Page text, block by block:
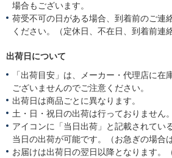
場合もございます。
荷受不可の日がある場合、到着前のご連
ください。（定休日、不在日、到着前連
出荷日について
「出荷目安」は、メーカー・代理店に
ございませんのでご注意ください。
出荷日は商品ごとに異なります。
土・日・祝日の出荷は行っておりません。
アイコンに「当日出荷」と記載されてい
当日の出荷が可能です。（お急ぎの場合
お届けは出荷日の翌日以降となります。